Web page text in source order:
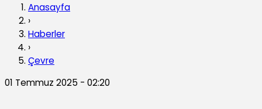
Anasayfa
›
Haberler
›
Çevre
01 Temmuz 2025 - 02:20